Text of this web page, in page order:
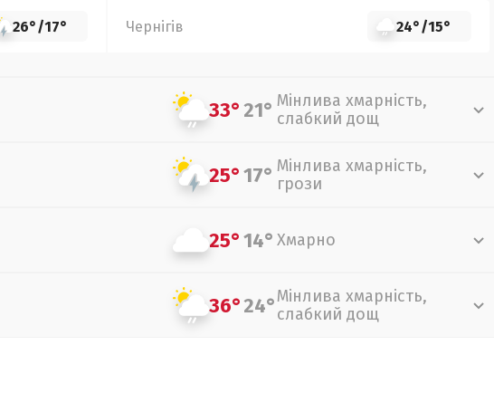
26°/17° Чернігів 24°/15°
33°21° Мінлива хмарність,
слабкий дощ
25°17° Мінлива хмарність,
грози
25°14° Хмарно
36°24°Мінлива хмарність,
слабкий дощ